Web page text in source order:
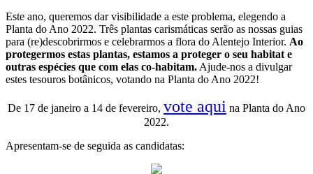
Este ano, queremos dar visibilidade a este problema, elegendo a
Planta do Ano 2022. Três plantas carismáticas serão as nossas guias
para (re)descobrirmos e celebrarmos a flora do Alentejo Interior. Ao
protegermos estas plantas, estamos a proteger o seu habitat e
outras espécies que com elas co-habitam.Ajude-nos a divulgar
estes tesouros botânicos, votando na Planta do Ano 2022!
De 17 de janeiro a 14 de fevereiro, vote aqui na Planta do Ano
2022.
Apresentam-se de seguida as candidatas: